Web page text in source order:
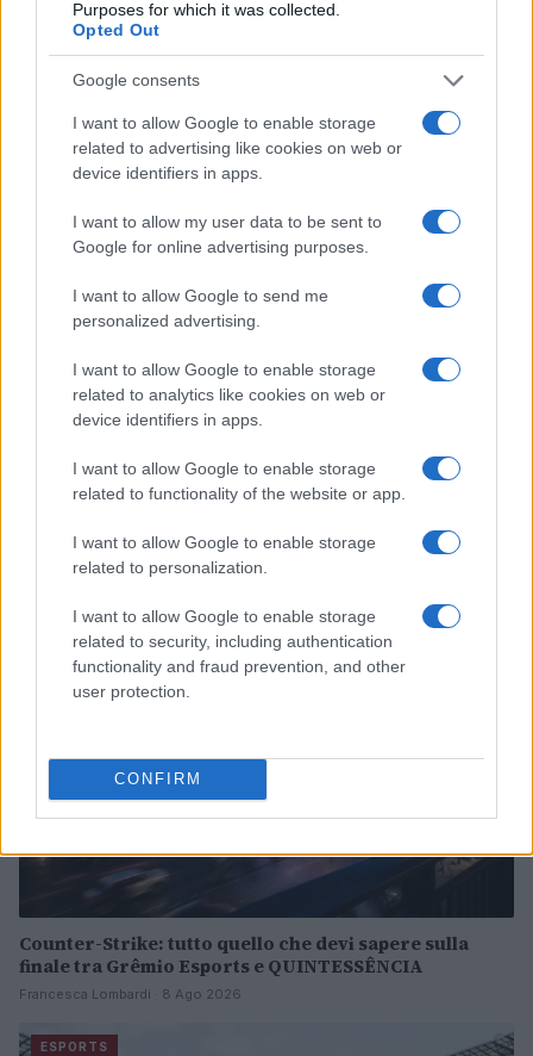
Purposes for which it was collected.
Opted Out
Google consents
I want to allow Google to enable storage
related to advertising like cookies on web or
device identifiers in apps.
I want to allow my user data to be sent to
Google for online advertising purposes.
I want to allow Google to send me
personalized advertising.
I want to allow Google to enable storage
related to analytics like cookies on web or
device identifiers in apps.
I want to allow Google to enable storage
related to functionality of the website or app.
I want to allow Google to enable storage
related to personalization.
I want to allow Google to enable storage
related to security, including authentication
functionality and fraud prevention, and other
user protection.
CONFIRM
Continua a leggere
ESPORTS
Counter-Strike: tutto quello che devi sapere sulla
finale tra Grêmio Esports e QUINTESSÊNCIA
Francesca Lombardi · 8 Ago 2026
ESPORTS